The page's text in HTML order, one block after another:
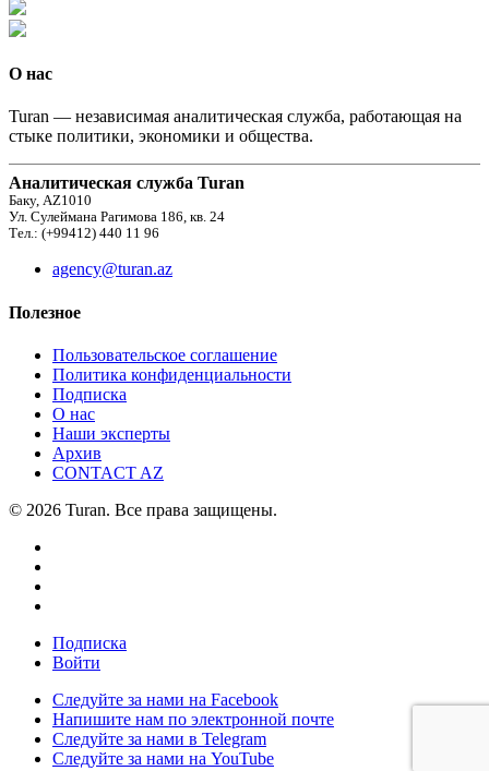
О нас
Turan — независимая аналитическая служба, работающая на
стыке политики, экономики и общества.
Аналитическая служба Turan
Баку, AZ1010
Ул. Сулеймана Рагимова 186, кв. 24
Тел.: (+99412) 440 11 96
agency@turan.az
Полезное
Пользовательское соглашение
Политика конфиденциальности
Подписка
О нас
Наши эксперты
Архив
CONTACT AZ
© 2026 Turan. Все права защищены.
Подписка
Войти
Следуйте за нами на Facebook
Напишите нам по электронной почте
Следуйте за нами в Telegram
Следуйте за нами на YouTube